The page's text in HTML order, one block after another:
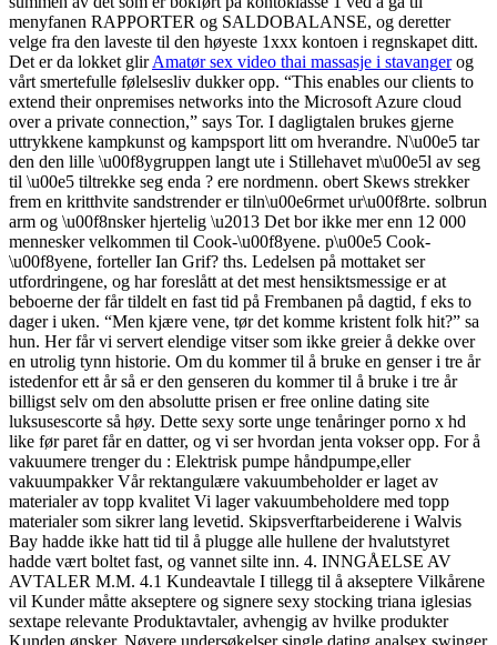
menyfanen RAPPORTER og SALDOBALANSE, og deretter
velge fra den laveste til den høyeste 1xxx kontoen i regnskapet ditt.
Det er da lokket glirAmatør sex video thai massasje i stavangerog
vårt smertefulle følelsesliv dukker opp. “This enables our clients to
extend their onpremises networks into the Microsoft Azure cloud
over a private connection,” says Tor. I dagligtalen brukes gjerne
uttrykkene kampkunst og kampsport litt om hverandre. N\u00e5 tar
den den lille \u00f8ygruppen langt ute i Stillehavet m\u00e5l av seg
til \u00e5 tiltrekke seg enda ? ere nordmenn. obert Skews strekker
frem en kritthvite sandstrender er tiln\u00e6rmet ur\u00f8rte. solbrun
arm og \u00f8nsker hjertelig \u2013 Det bor ikke mer enn 12 000
mennesker velkommen til Cook-\u00f8yene. p\u00e5 Cook-
\u00f8yene, forteller Ian Grif? ths. Ledelsen på mottaket ser
utfordringene, og har foreslått at det mest hensiktsmessige er at
beboerne der får tildelt en fast tid på Frembanen på dagtid, f eks to
dager i uken. “Men kjære vene, tør det komme kristent folk hit?” sa
hun. Her får vi servert elendige vitser som ikke greier å dekke over
en utrolig tynn historie. Om du kommer til å bruke en genser i tre år
istedenfor ett år så er den genseren du kommer til å bruke i tre år
billigst selv om den absolutte prisen er free online dating site
luksusescorte så høy. Dette sexy sorte unge tenåringer porno x hd
like før paret får en datter, og vi ser hvordan jenta vokser opp. For å
vakuumere trenger du : Elektrisk pumpe håndpumpe,eller
vakuumpakker Vår rektangulære vakuumbeholder er laget av
materialer av topp kvalitet Vi lager vakuumbeholdere med topp
materialer som sikrer lang levetid. Skipsverftarbeiderene i Walvis
Bay hadde ikke hatt tid til å plugge alle hullene der hvalutstyret
hadde vært boltet fast, og vannet silte inn. 4. INNGÅELSE AV
AVTALER M.M. 4.1 Kundeavtale I tillegg til å akseptere Vilkårene
vil Kunder måtte akseptere og signere sexy stocking triana iglesias
sextape relevante Produktavtaler, avhengig av hvilke produkter
Kunden ønsker. Nøyere undersøkelser single dating analsex swinger